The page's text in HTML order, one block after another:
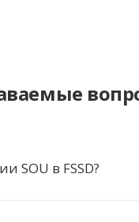
SOU в FSSD?